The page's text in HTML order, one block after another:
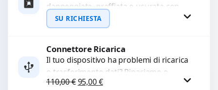
danneggiata, graffiata o usurata con
ricambi di alta qualità e garantiti.
Ripristiniamo l’aspetto estetico e...
SU RICHIESTA
Richiedi Preventivo
Connettore Ricarica
Il tuo dispositivo ha problemi di ricarica
o trasferimento dati? Ripariamo o
sostituiamo connettori di ricarica guasti,
110,00€Il prezzo originale era: 110,00 €.
95,00€Il prezzo attuale è: 95,00 €.